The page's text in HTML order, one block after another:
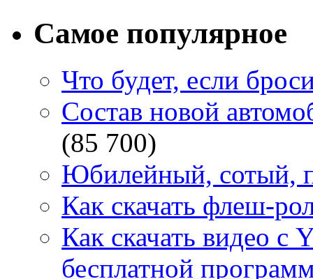
Самое популярное
Что будет, если
Состав новой
(85 700)
Юбилейный, сотый,
Как скачать флеш-
Как скачать видео с
бесплатной